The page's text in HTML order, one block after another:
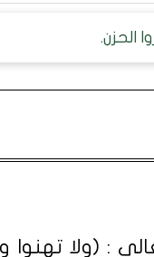
الحزن.
: (ولا تهنوا